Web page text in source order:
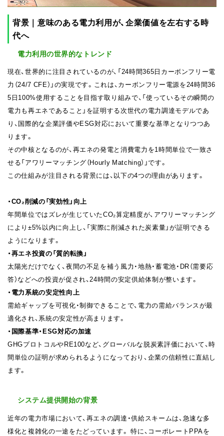
背景｜意味のある電力利用が、企業価値を左右する時
代へ
電力利用の世界的なトレンド
現在、世界的に注目されているのが、「24時間365日カーボンフリー電
力（24/7 CFE）」の実現です。これは、カーボンフリー電源を24時間36
5日100%使用することを目指す取り組みで、「使っているその瞬間の
電力も再エネであること」を証明する次世代の電力調達モデルであ
り、国際的な企業評価やESG対応において重要な基準となりつつあ
ります。
その中核となるのが、再エネの発電と消費電力を1時間単位で一致さ
せる「アワリーマッチング（Hourly Matching）」です。
この仕組みが注目される背景には、以下の4つの理由があります。
・CO₂削減の「実効性」向上
年間単位ではズレが生じていたCO₂算定精度が、アワリーマッチング
により±5%以内に向上し、「実際に削減された炭素量」が証明できる
ようになります。
・再エネ投資の「質的転換」
太陽光だけでなく、夜間の不足を補う風力・地熱・蓄電池・DR（需要応
答）などへの投資が促され、24時間の安定供給体制が整います。
・電力系統の安定性向上
需給ギャップを可視化・制御できることで、電力の需給バランスが最
適化され、系統の安定性が高まります。
・国際基準・ESG対応の加速
GHGプロトコルやRE100など、グローバルな脱炭素評価において、時
間単位の証明が求められるようになっており、企業の信頼性に直結し
ます。
システム提供開始の背景
近年の電力市場において、再エネの調達・供給スキームは、急速な多
様化と複雑化の一途をたどっています。 特に、コーポレートPPAを